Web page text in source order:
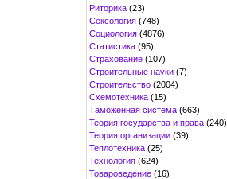
Риторика (23)
Сексология (748)
Социология (4876)
Статистика (95)
Страхование (107)
Строительные науки (7)
Строительство (2004)
Схемотехника (15)
Таможенная система (663)
Теория государства и права (240)
Теория организации (39)
Теплотехника (25)
Технология (624)
Товароведение (16)